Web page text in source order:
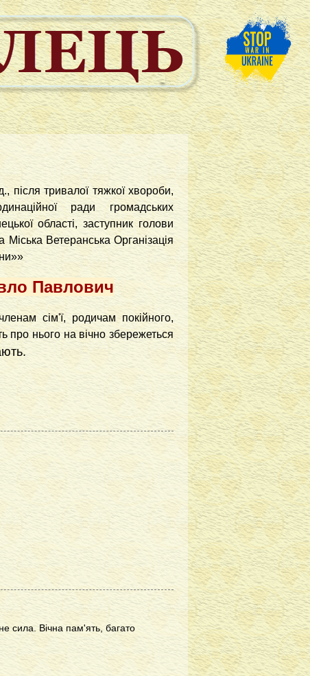
після тривалої тяжкої хвороби,
ради громадських
області, заступник голови
Міська Ветеранська Організація
Павлович
сім'ї, родичам покійного,
про нього на вічно збережеться
сила. Вічна пам'ять, багато